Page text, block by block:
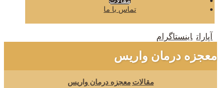
تماس با ما
آپارات اینستاگرام
معجزه درمان واریس
مقالات معجزه درمان واریس